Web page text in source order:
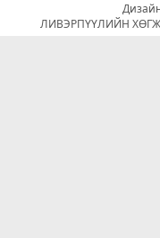
ЛИВЭРПҮҮЛИЙН